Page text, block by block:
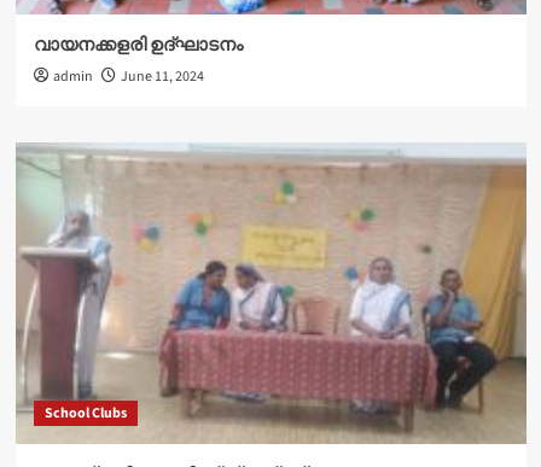
വായനക്കളരി ഉദ്‌ഘാടനം
admin June 11, 2024
School Clubs